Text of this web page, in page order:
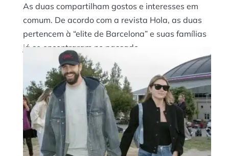
As duas compartilham gostos e interesses em
comum. De acordo com a revista Hola, as duas
pertencem à “elite de Barcelona” e suas famílias
já se encontraram no passado.
Isso contrasta com as duas principais ausências
do casamento. Os sobrinhos de Marc, Milan e
Sasha, não estavam presentes. De acordo com a
jornalista Laura Fa, essa foi uma decisão de
Shakira, que não quer que seus filhos convivam
com Chía.